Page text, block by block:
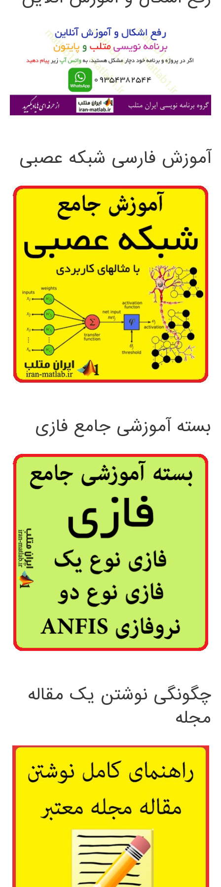
ی
آموزش فارسی شبکه عصبی
بسته آموزشی جامع فازی
چگونگی نوشتن یک مقاله
مجله